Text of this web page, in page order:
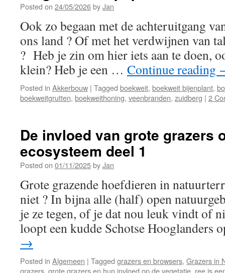
Posted on 24/05/2026byJan
Ook zo begaan met de achteruitgang
ons land ? Of met het verdwijnen van
? Heb je zin om hier iets aan te doen,
klein? Heb je een … Continue reading
Posted in Akkerbouw | Tagged boekweit, boekweit bijenplant,
boekweitgrutten, boekweithoning, veenbranden, zuidberg | 2
De invloed van grote grazers
ecosysteem deel 1
Posted on 01/11/2025byJan
Grote grazende hoefdieren in
niet ? In bijna alle (half) open
je ze tegen, of je dat nou leuk vindt of
loopt een kudde Schotse
→
Posted in Algemeen | Tagged grazers en browsers, Grazers in
grazers grote grazers en hun invloed op de vegetatie ree is